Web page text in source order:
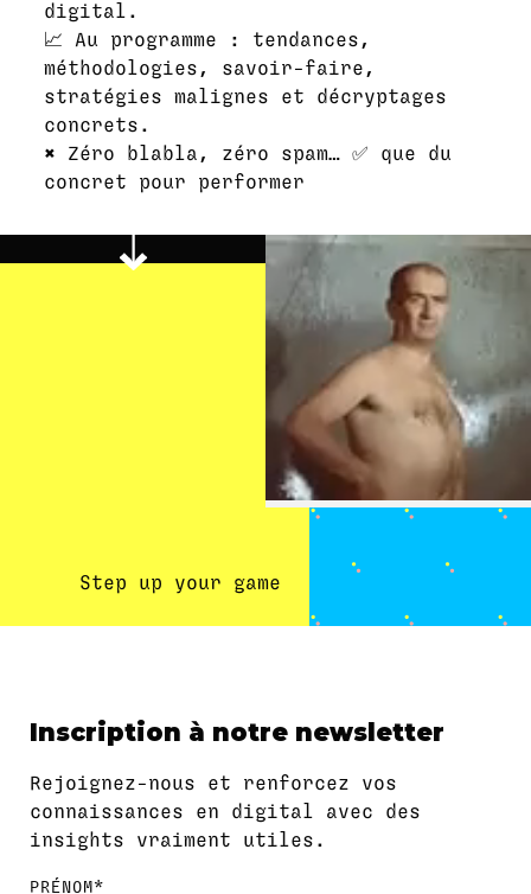
digital.
📈 Au programme : tendances,
méthodologies, savoir-faire,
stratégies malignes et décryptages
concrets.
❌ Zéro blabla, zéro spam… ✅ que du
concret pour performer
Step up your game
Inscription à notre newsletter
Rejoignez-nous et renforcez vos
connaissances en digital avec des
insights vraiment utiles.
PRÉNOM*